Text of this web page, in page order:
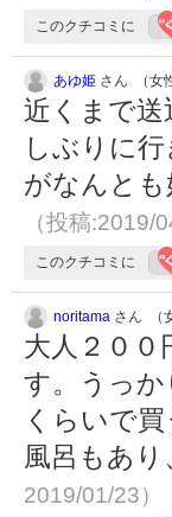
このクチコミに
あゆ姫 さん （女
近くまで
しぶりに
がなんと
（投稿:2019/
このクチコミに
noritama さん （
大人２０
す。うっ
くらいで
風呂もあ
2019/01/23）